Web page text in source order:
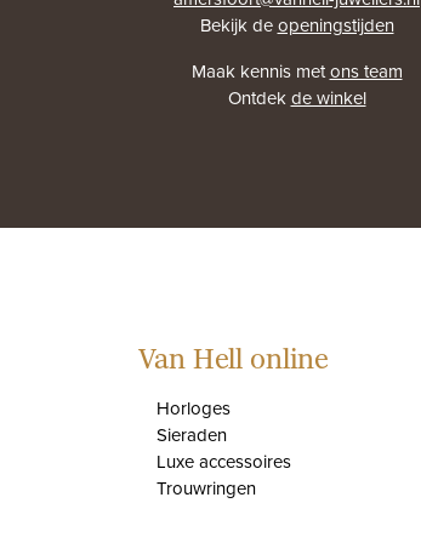
Bekijk deopeningstijden
Maak kennis metons team
Ontdekde winkel
Van Hell online
Horloges
Sieraden
Luxe accessoires
Trouwringen